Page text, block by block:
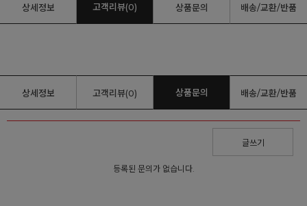
상세정보 고객리뷰(0) 상품문의 배송/교환/반품
상세정보 고객리뷰(0) 상품문의 배송/교환/반품
글쓰기
등록된 문의가 없습니다.